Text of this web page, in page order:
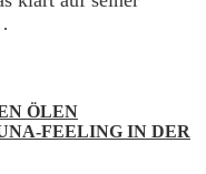
ÖLEN
FEELING IN DER